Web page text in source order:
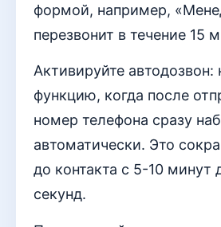
формой, например,
перезвонит в течение 15
Активируйте автодозвон:
функцию, когда после
номер телефона сразу
автоматически. Это
до контакта с 5-10 минут
секунд.